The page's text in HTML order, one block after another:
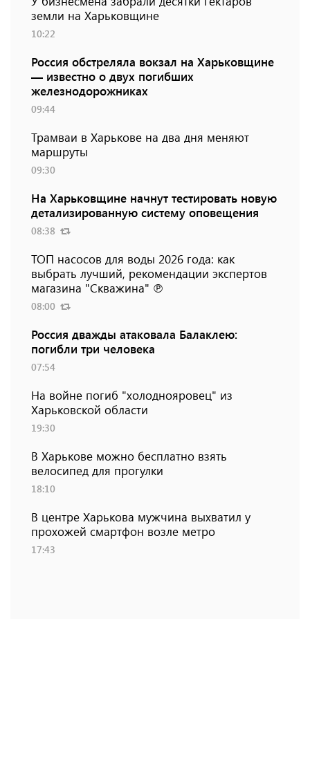
земли на Харьковщине
10:22
Россия обстреляла вокзал на Харьковщине
— известно о двух погибших
железнодорожниках
09:44
Трамваи в Харькове на два дня меняют
маршруты
09:30
На Харьковщине начнут тестировать новую
детализированную систему оповещения
08:38
ТОП насосов для воды 2026 года: как
выбрать лучший, рекомендации экспертов
магазина "Скважина" ℗
08:00
Россия дважды атаковала Балаклею:
погибли три человека
07:54
На войне погиб "холоднояровец" из
Харьковской области
19:30
В Харькове можно бесплатно взять
велосипед для прогулки
18:10
В центре Харькова мужчина выхватил у
прохожей смартфон возле метро
17:43